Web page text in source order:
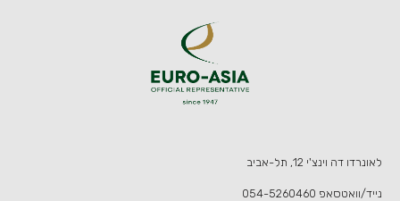
לאונרדו דה וינצ'י 12, תל-אביב
נייד/וואטסאפ 054-5260460